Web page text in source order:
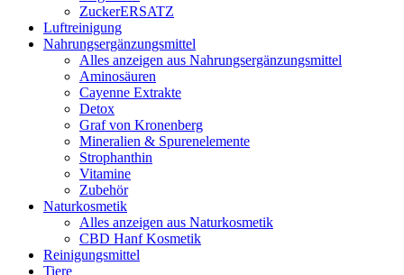
ZuckerERSATZ
Luftreinigung
Nahrungsergänzungsmittel
Alles anzeigen aus Nahrungsergänzungsmittel
Aminosäuren
Cayenne Extrakte
Detox
Graf von Kronenberg
Mineralien & Spurenelemente
Strophanthin
Vitamine
Zubehör
Naturkosmetik
Alles anzeigen aus Naturkosmetik
CBD Hanf Kosmetik
Reinigungsmittel
Tiere